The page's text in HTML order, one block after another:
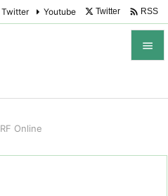

Twitter Youtube Twitter  RSS
RF Online